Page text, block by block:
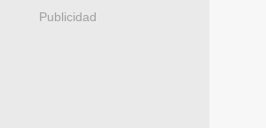
Publicidad